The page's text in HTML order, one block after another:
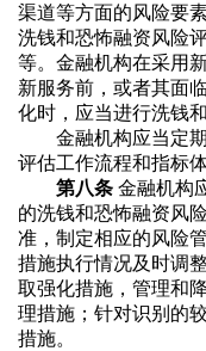
渠道等方面的风险要
洗钱和恐怖融资风险
等。金融机构在采用
新服务前，或者其面
化时，应当进行洗钱
金融机构应当定
评估工作流程和指标体
第八条 金融机构
的洗钱和恐怖融资风
准，制定相应的风险
措施执行情况及时调
取强化措施，管理和
理措施；针对识别的
措施。